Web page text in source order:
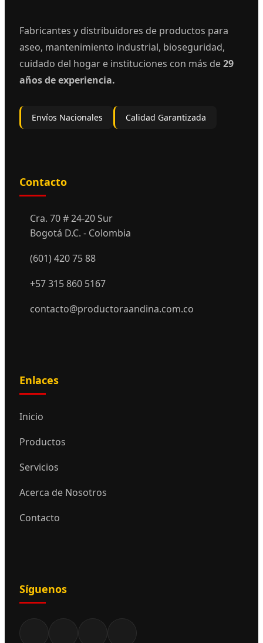
Fabricantes y distribuidores de productos para
aseo, mantenimiento industrial, bioseguridad,
cuidado del hogar e instituciones con más de29
años de experiencia.
Envíos Nacionales Calidad Garantizada
Contacto
Cra. 70 # 24-20 Sur
Bogotá D.C. - Colombia
(601) 420 75 88
+57 315 860 5167
contacto@productoraandina.com.co
Enlaces
Inicio
Productos
Servicios
Acerca de Nosotros
Contacto
Síguenos